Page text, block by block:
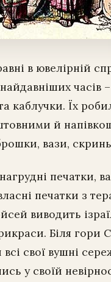
в ювелірній
часів
каблучки. Їх
й
вази,
печатки,
печатки з
виводить
Біля
свої вушні
у своїй